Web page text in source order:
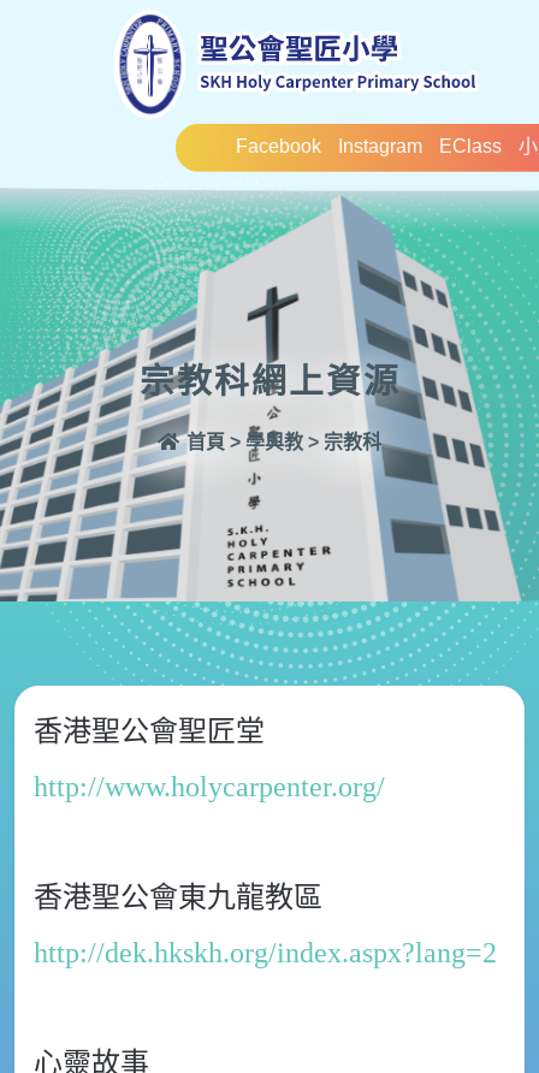
Facebook Instagram EClass
宗教科網上資源
首頁 > 學與教 > 宗教科
香港聖公會聖匠堂
http://www.holycarpenter.org/
香港聖公會東九龍教區
http://dek.hkskh.org/index.aspx?lang=2
心靈故事